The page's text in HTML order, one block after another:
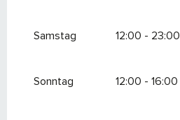
Samstag 12:00 - 23:00
Sonntag 12:00 - 16:00